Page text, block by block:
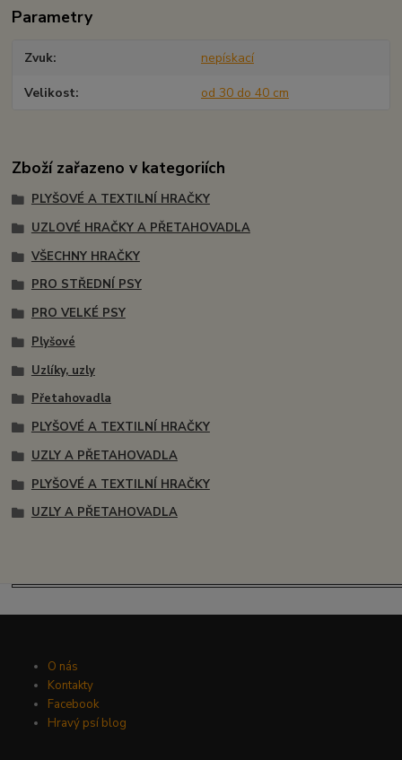
Parametry
Zvuk nepískací
Velikost od 30 do 40 cm
Zboží zařazeno v kategoriích
PLYŠOVÉ A TEXTILNÍ HRAČKY
UZLOVÉ HRAČKY A PŘETAHOVADLA
VŠECHNY HRAČKY
PRO STŘEDNÍ PSY
PRO VELKÉ PSY
Plyšové
Uzlíky, uzly
Přetahovadla
PLYŠOVÉ A TEXTILNÍ HRAČKY
UZLY A PŘETAHOVADLA
PLYŠOVÉ A TEXTILNÍ HRAČKY
UZLY A PŘETAHOVADLA
O nás
Kontakty
Facebook
Hravý psí blog